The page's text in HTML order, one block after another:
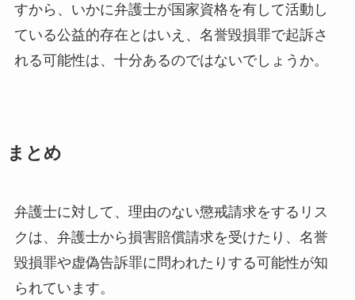
すから、いかに弁護士が国家資格を有して活動し
ている公益的存在とはいえ、名誉毀損罪で起訴さ
れる可能性は、十分あるのではないでしょうか。
まとめ
弁護士に対して、理由のない懲戒請求をするリス
クは、弁護士から損害賠償請求を受けたり、名誉
毀損罪や虚偽告訴罪に問われたりする可能性が知
られています。